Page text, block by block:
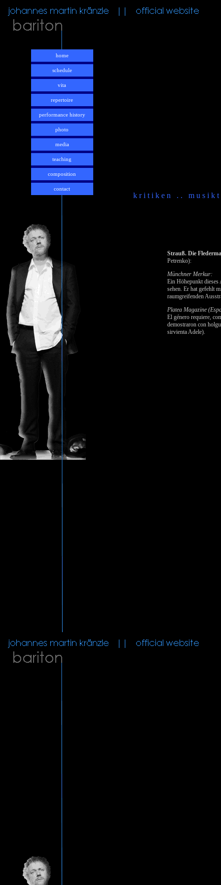
home
schedule
vita
repertoire
performance history
photo
media
teaching
composition
contact
k r i t i k e n . . m u s i k t
Strauß. Die
Petrenko):
Münchner Merkur:
Ein Höhepunkt dieses
sehen. Er hat gefehlt
raumgreifenden
Platea Magazine
El género requiere,
demostraron con
sirvienta Adele).